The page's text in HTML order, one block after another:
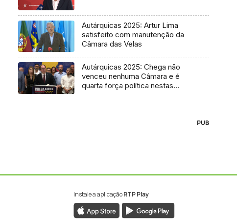
Autárquicas 2025: Artur Lima
satisfeito com manutenção da
Câmara das Velas
Autárquicas 2025: Chega não
venceu nenhuma Câmara e é
quarta força política nestas
PUB
Instale a aplicaçãoRTP Play